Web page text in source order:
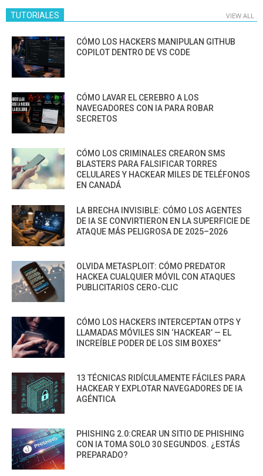
TUTORIALES VIEW ALL
CÓMO LOS HACKERS MANIPULAN GITHUB
COPILOT DENTRO DE VS CODE
CÓMO LAVAR EL CEREBRO A LOS
NAVEGADORES CON IA PARA ROBAR
SECRETOS
CÓMO LOS CRIMINALES CREARON SMS
BLASTERS PARA FALSIFICAR TORRES
CELULARES Y HACKEAR MILES DE TELÉFONOS
EN CANADÁ
LA BRECHA INVISIBLE: CÓMO LOS AGENTES
DE IA SE CONVIRTIERON EN LA SUPERFICIE DE
ATAQUE MÁS PELIGROSA DE 2025–2026
OLVIDA METASPLOIT: CÓMO PREDATOR
HACKEA CUALQUIER MÓVIL CON ATAQUES
PUBLICITARIOS CERO-CLIC
CÓMO LOS HACKERS INTERCEPTAN OTPS Y
LLAMADAS MÓVILES SIN ‘HACKEAR’ — EL
INCREÍBLE PODER DE LOS SIM BOXES”
13 TÉCNICAS RIDÍCULAMENTE FÁCILES PARA
HACKEAR Y EXPLOTAR NAVEGADORES DE IA
AGÉNTICA
PHISHING 2.0:CREAR UN SITIO DE PHISHING
CON IA TOMA SOLO 30 SEGUNDOS. ¿ESTÁS
PREPARADO?